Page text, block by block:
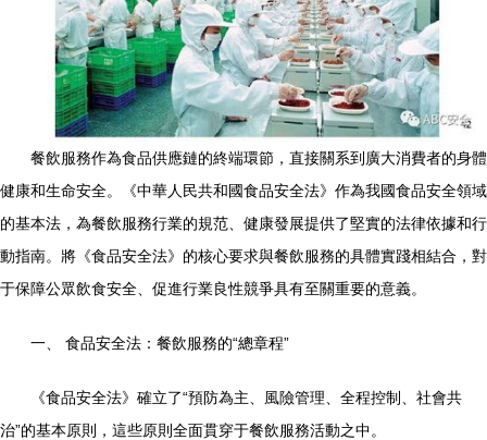
餐飲服務作為食品供應鏈的終端環節，直接關系到廣大消費者的身體
健康和生命安全。《中華人民共和國食品安全法》作為我國食品安全領域
的基本法，為餐飲服務行業的規范、健康發展提供了堅實的法律依據和行
動指南。將《食品安全法》的核心要求與餐飲服務的具體實踐相結合，對
于保障公眾飲食安全、促進行業良性競爭具有至關重要的意義。
一、 食品安全法：餐飲服務的“總章程”
《食品安全法》確立了“預防為主、風險管理、全程控制、社會共
治”的基本原則，這些原則全面貫穿于餐飲服務活動之中。